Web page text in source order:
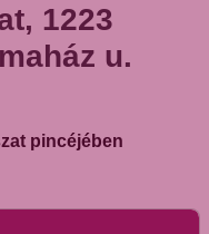
1223
u.
pincéjében